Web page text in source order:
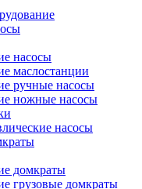
насосы
маслостанции
ручные насосы
ножные насосы
насосы
домкраты
грузовые домкраты